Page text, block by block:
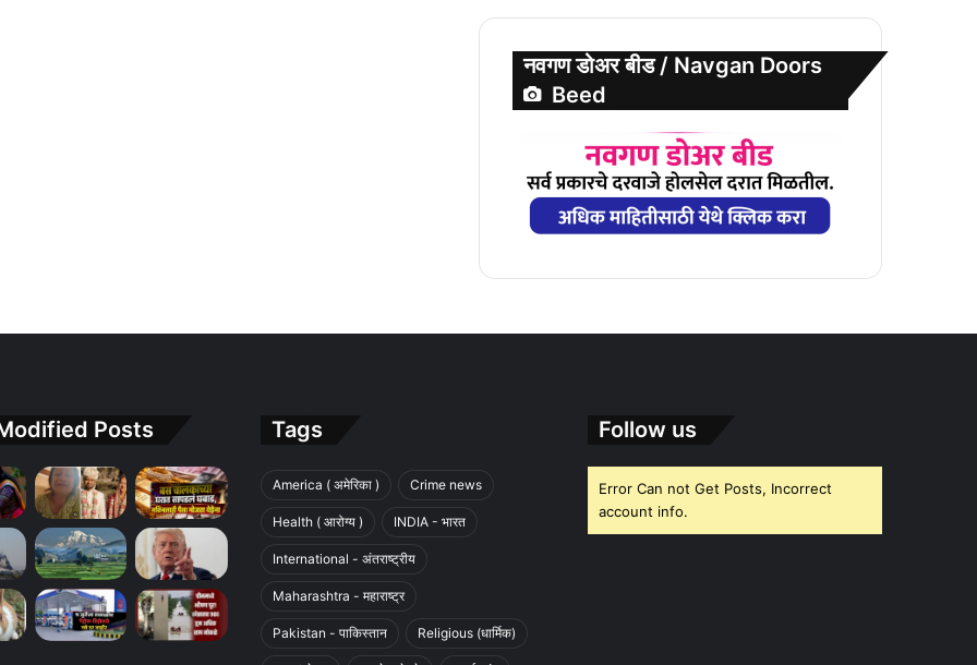
नवगण डोअर बीड / Navgan Doors
Beed
Posts Tags
America ( अमेरिका ) Crime news
Health ( आरोग्य ) INDIA - भारत
International - अंतराष्ट्रीय
Maharashtra - महाराष्ट्र
Pakistan - पाकिस्तान Religious (धार्मिक)
Follow us
Error Can not Get Posts, Incorrect
account info.